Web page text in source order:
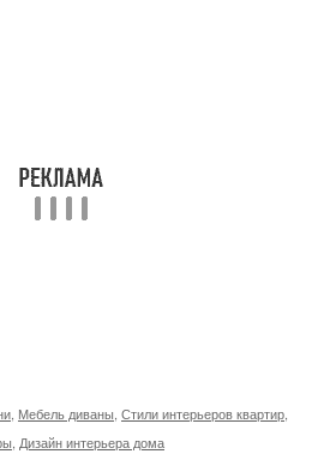
Мебель диваны Стили интерьеров квартир
Дизайн интерьера дома